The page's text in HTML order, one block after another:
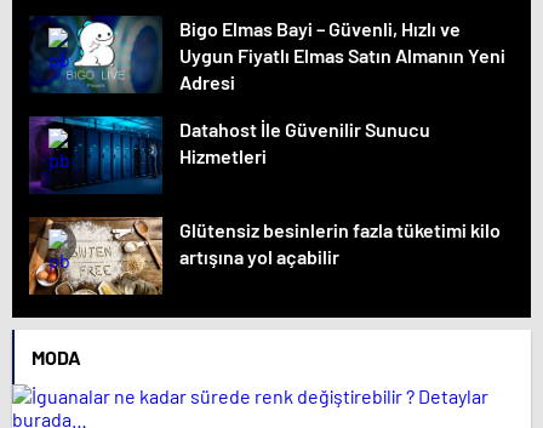
Bigo Elmas Bayi – Güvenli, Hızlı ve
Uygun Fiyatlı Elmas Satın Almanın Yeni
Adresi
Datahost İle Güvenilir Sunucu
Hizmetleri
Glütensiz besinlerin fazla tüketimi kilo
artışına yol açabilir
MODA